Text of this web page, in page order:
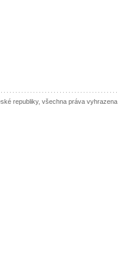
republiky, všechna práva vyhrazena